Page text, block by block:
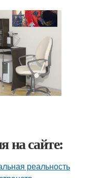
на сайте:
реальность